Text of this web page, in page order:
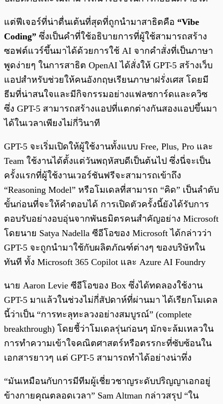
แต่ฟีเจอร์ที่น่าตื่นเต้นที่สุดที่ถูกนำมาสาธิตคือ “Vibe
Coding” ซึ่งเป็นคำที่ใช้อธิบายการที่ผู้ใช้สามารถสร้าง
ซอฟต์แวร์ขึ้นมาได้ด้วยการใช้ AI จากคำสั่งที่เป็นภาษา
พูดง่ายๆ ในการสาธิต OpenAI ได้สั่งให้ GPT-5 สร้างเว็บ
แอปสำหรับช่วยให้คนอังกฤษเรียนภาษาฝรั่งเศส โดยมี
ธีมที่น่าสนใจและมีกิจกรรมอย่างแฟลชการ์ดและควิซ
ซึ่ง GPT-5 สามารถสร้างแอปที่แตกต่างกันสองแอปขึ้นมา
ได้ในเวลาเพียงไม่กี่วินาที
GPT-5 จะเริ่มเปิดให้ผู้ใช้งานทั้งแบบ Free, Plus, Pro และ
Team ใช้งานได้ตั้งแต่วันพฤหัสบดีเป็นต้นไป ซึ่งนี่จะเป็น
ครั้งแรกที่ผู้ใช้งานเวอร์ชันฟรีจะสามารถเข้าถึง
“Reasoning Model” หรือโมเดลที่สามารถ “คิด” เป็นลำดับ
ขั้นก่อนที่จะให้คำตอบได้ การเปิดตัวครั้งนี้ยังได้รับการ
ตอบรับอย่างอบอุ่นจากพันธมิตรคนสำคัญอย่าง Microsoft
โดยนาย Satya Nadella ซีอีโอของ Microsoft ได้กล่าวว่า
GPT-5 จะถูกนำมาใช้กับผลิตภัณฑ์ต่างๆ ของบริษัทใน
ทันที ทั้ง Microsoft 365 Copilot และ Azure AI Foundry
นาย Aaron Levie ซีอีโอของ Box ซึ่งได้ทดลองใช้งาน
GPT-5 มาแล้วในช่วงไม่กี่สัปดาห์ที่ผ่านมา ได้เรียกโมเดล
นี้ว่าเป็น “การทะลุทะลวงอย่างสมบูรณ์” (complete
breakthrough) โดยชี้ว่าโมเดลรุ่นก่อนๆ มักจะล้มเหลวใน
การทำความเข้าใจคณิตศาสตร์หรือตรรกะที่ซับซ้อนใน
เอกสารยาวๆ แต่ GPT-5 สามารถทำได้อย่างน่าทึ่ง
“มันเหมือนกับการมีทีมผู้เชี่ยวชาญระดับปริญญาเอกอยู่
ข้างกายคุณตลอดเวลา” Sam Altman กล่าวสรุป “ใน